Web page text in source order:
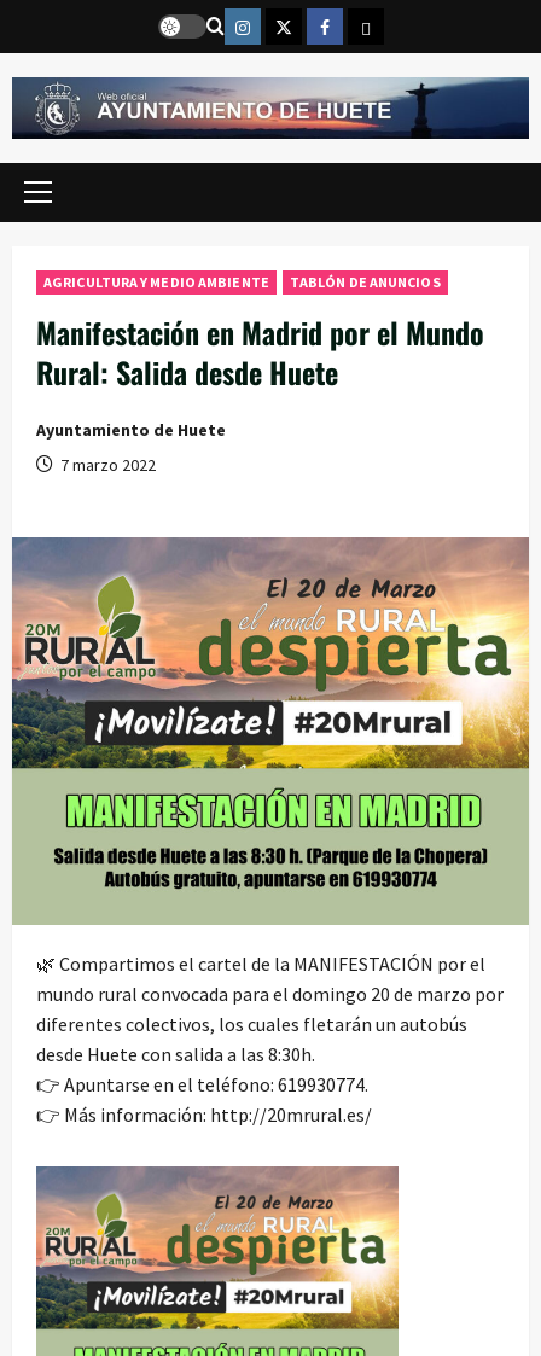
contenido
Instragram
TwitterFacebook
Email
Menú
AGRICULTURA Y MEDIO AMBIENTE TABLÓN DE ANUNCIOS
Manifestación en Madrid por el Mundo
Rural: Salida desde Huete
Ayuntamiento de Huete
7 marzo 2022
🌿 Compartimos el cartel de la MANIFESTACIÓN por el
mundo rural convocada para el domingo 20 de marzo por
diferentes colectivos, los cuales fletarán un autobús
desde Huete con salida a las 8:30h.
👉 Apuntarse en el teléfono: 619930774.
👉 Más información: http://20mrural.es/